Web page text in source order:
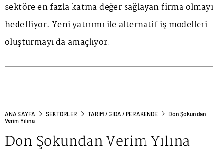
sektöre en fazla katma değer sağlayan firma olmayı
hedefliyor. Yeni yatırımı ile alternatif iş modelleri
oluşturmayı da amaçlıyor.
ANA SAYFA SEKTÖRLER TARIM / GIDA / PERAKENDE
Don Şokundan
Verim Yılına
Don Şokundan Verim Yılına